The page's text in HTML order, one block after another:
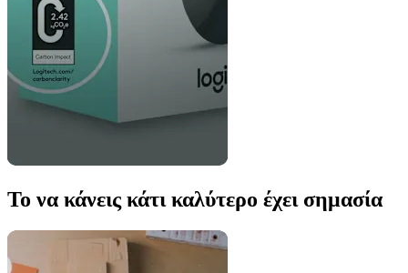
Το να κάνεις κάτι καλύτερο έχει σημασία